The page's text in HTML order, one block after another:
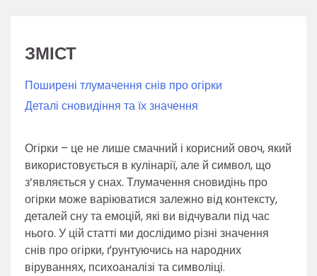
ЗМІСТ
Поширені тлумачення снів про огірки
Деталі сновидіння та їх значення
Огірки – це не лише смачний і корисний овоч, який
використовується в кулінарії, але й символ, що
з’являється у снах. Тлумачення сновидінь про
огірки може варіюватися залежно від контексту,
деталей сну та емоцій, які ви відчували під час
нього. У цій статті ми дослідимо різні значення
снів про огірки, ґрунтуючись на народних
віруваннях, психоаналізі та символіці.